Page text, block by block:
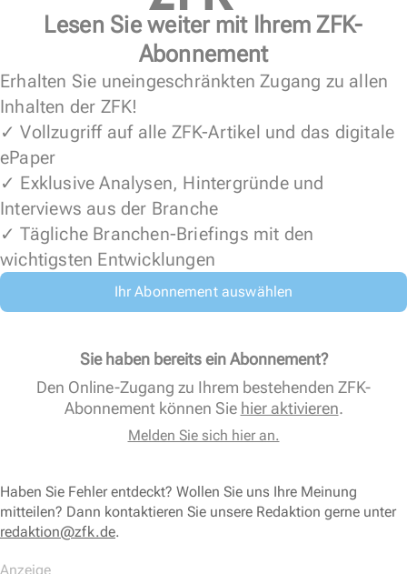
Lesen Sie weiter mit Ihrem ZFK-
Abonnement
Erhalten Sie uneingeschränkten Zugang zu allen
Inhalten der ZFK!
✓ Vollzugriff auf alle ZFK-Artikel und das digitale
ePaper
✓ Exklusive Analysen, Hintergründe und
Interviews aus der Branche
✓ Tägliche Branchen-Briefings mit den
wichtigsten Entwicklungen
Ihr Abonnement auswählen
Sie haben bereits ein Abonnement?
Den Online-Zugang zu Ihrem bestehenden ZFK-
Abonnement können Sie hier aktivieren.
Melden Sie sich hier an.
Haben Sie Fehler entdeckt? Wollen Sie uns Ihre Meinung
mitteilen? Dann kontaktieren Sie unsere Redaktion gerne unter
redaktion@zfk.de.